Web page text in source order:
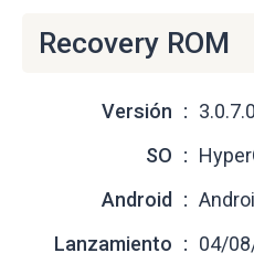
Recovery ROM
Versión
SO
Android
Lanzamiento
04/